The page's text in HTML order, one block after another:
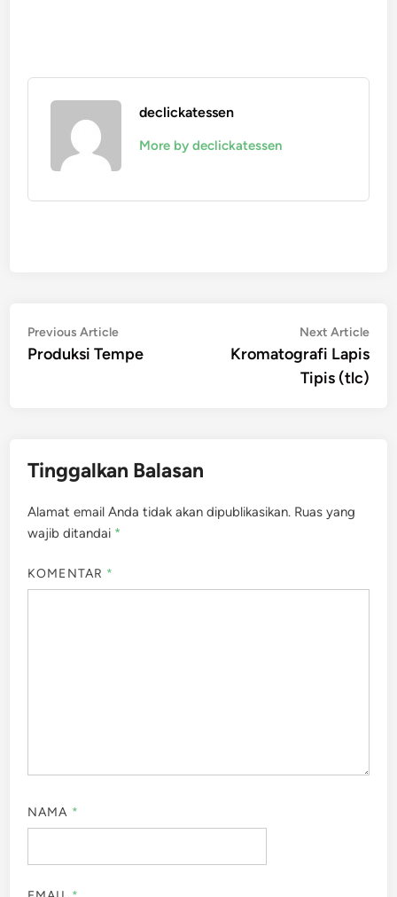
declickatessen
More by declickatessen
Navigasi
pos
Previous ArticlePrevious
article:
Produksi Tempe
Next Article
Kromatografi Lapis
Tipis (tlc)
Tinggalkan Balasan
Alamat email Anda tidak akan dipublikasikan. Ruas yang
wajib ditandai *
KOMENTAR *
NAMA *